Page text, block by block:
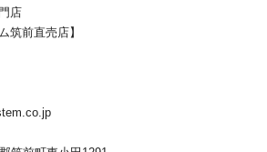
店
筑前直売店】